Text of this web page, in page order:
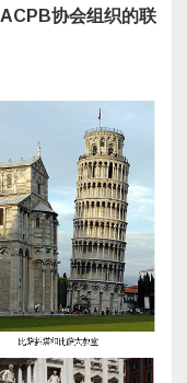
ACPB协会组织的联